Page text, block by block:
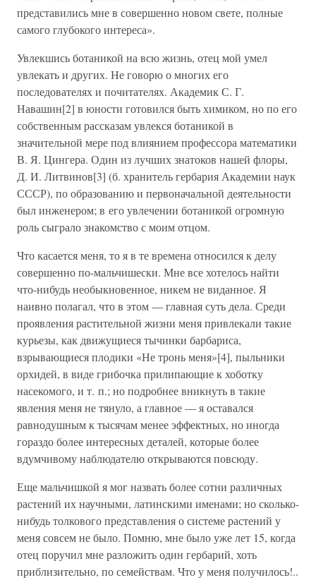
представились мне в совершенно новом свете, полные
самого глубокого интереса».
Увлекшись ботаникой на всю жизнь, отец мой умел
увлекать и других. Не говорю о многих его
последователях и почитателях. Академик С. Г.
Навашин[2] в юности готовился быть химиком, но по его
собственным рассказам увлекся ботаникой в
значительной мере под влиянием профессора математики
В. Я. Цингера. Один из лучших знатоков нашей флоры,
Д. И. Литвинов[3] (б. хранитель гербария Академии наук
СССР), по образованию и первоначальной деятельности
был инженером; в его увлечении ботаникой огромную
роль сыграло знакомство с моим отцом.
Что касается меня, то я в те времена относился к делу
совершенно по-мальчишески. Мне все хотелось найти
что-нибудь необыкновенное, никем не виданное. Я
наивно полагал, что в этом — главная суть дела. Среди
проявления растительной жизни меня привлекали такие
курьезы, как движущиеся тычинки барбариса,
взрывающиеся плодики «Не тронь меня»[4], пыльники
орхидей, в виде грибочка прилипающие к хоботку
насекомого, и т. п.; но подробнее вникнуть в такие
явления меня не тянуло, а главное — я оставался
равнодушным к тысячам менее эффектных, но иногда
гораздо более интересных деталей, которые более
вдумчивому наблюдателю открываются повсюду.
Еще мальчишкой я мог назвать более сотни различных
растений их научными, латинскими именами; но сколько-
нибудь толкового представления о системе растений у
меня совсем не было. Помню, мне было уже лет 15, когда
отец поручил мне разложить один гербарий, хоть
приблизительно, по семействам. Что у меня получилось!..